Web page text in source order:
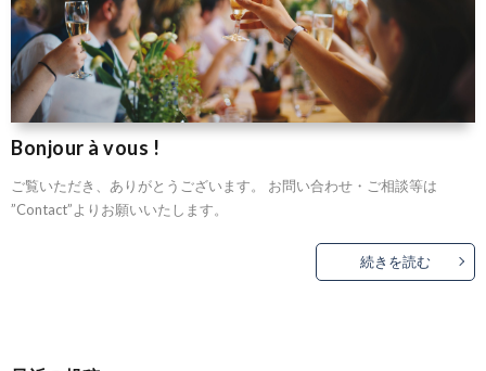
Bonjour à vous !
ご覧いただき、ありがとうございます。 お問い合わせ・ご相談等は
”Contact”よりお願いいたします。
続きを読む